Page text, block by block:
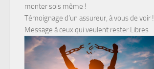
monter sois même !
Témoignage d’un assureur, à vous de voir !
Message à ceux qui veulent rester Libres